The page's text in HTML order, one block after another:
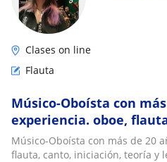
Clases on line
Flauta
Músico-Oboísta con
experiencia. oboe,
teoría y lenguaje
Músico-Oboísta con más de 20
flauta, canto, iniciación, teoría y